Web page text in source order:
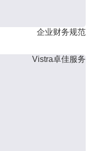
企业财务规范
Vistra卓佳服务